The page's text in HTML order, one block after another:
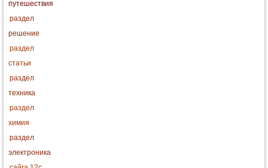
путешествия
раздел
решение
раздел
статьи
раздел
техника
раздел
химия
раздел
электроника